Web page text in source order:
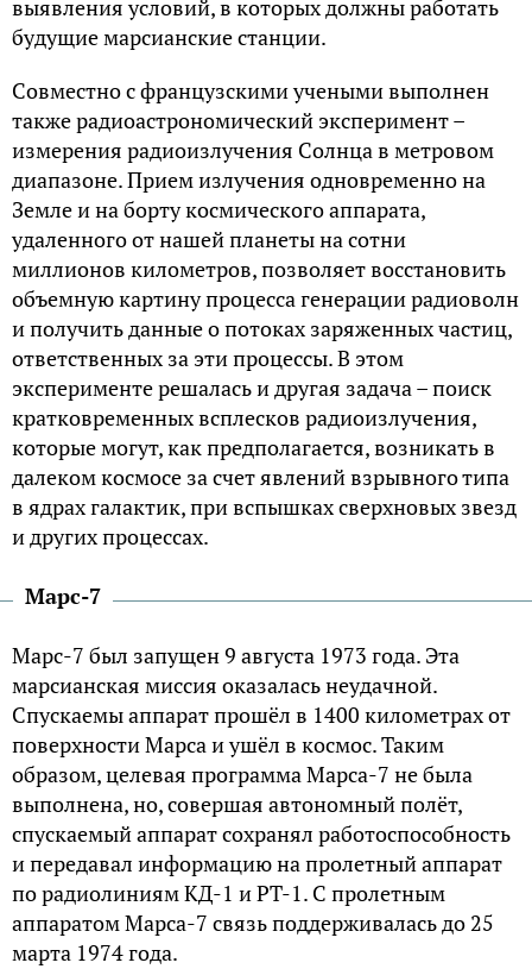
выявления условий, в которых должны работать
будущие марсианские станции.
Совместно с французскими учеными выполнен
также радиоастрономический эксперимент –
измерения радиоизлучения Солнца в метровом
диапазоне. Прием излучения одновременно на
Земле и на борту космического аппарата,
удаленного от нашей планеты на сотни
миллионов километров, позволяет восстановить
объемную картину процесса генерации радиоволн
и получить данные о потоках заряженных частиц,
ответственных за эти процессы. В этом
эксперименте решалась и другая задача – поиск
кратковременных всплесков радиоизлучения,
которые могут, как предполагается, возникать в
далеком космосе за счет явлений взрывного типа
в ядрах галактик, при вспышках сверхновых звезд
и других процессах.
Марс-7
Марс-7 был запущен 9 августа 1973 года. Эта
марсианская миссия оказалась неудачной.
Спускаемы аппарат прошёл в 1400 километрах от
поверхности Марса и ушёл в космос. Таким
образом, целевая программа Марса-7 не была
выполнена, но, совершая автономный полёт,
спускаемый аппарат сохранял работоспособность
и передавал информацию на пролетный аппарат
по радиолиниям КД-1 и РТ-1. С пролетным
аппаратом Марса-7 связь поддерживалась до 25
марта 1974 года.